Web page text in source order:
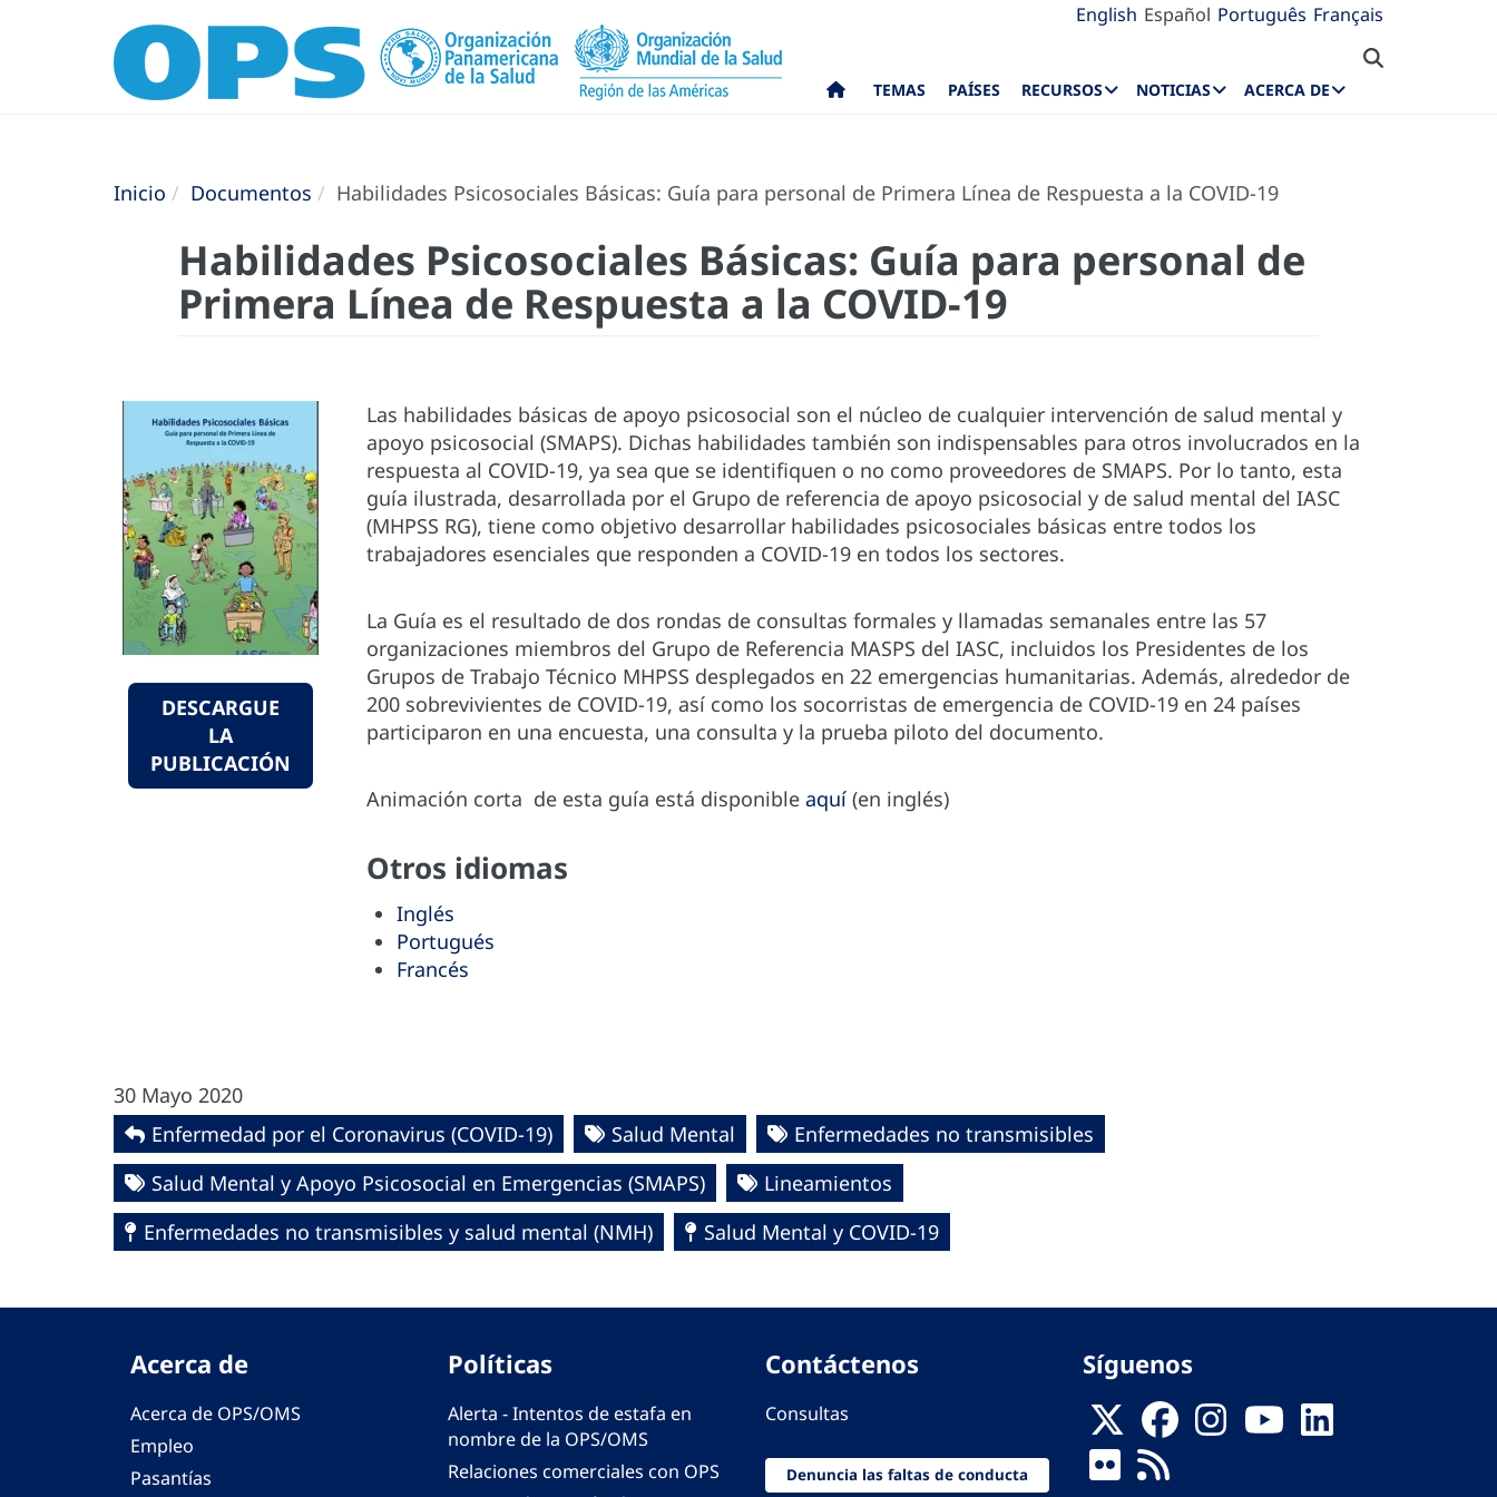
English Español Português Français
TEMAS PAÍSES RECURSOS NOTICIAS ACERCA DE
Inicio Documentos Habilidades Psicosociales Básicas: Guía para personal de Primera Línea de Respuesta a la COVID-19
Habilidades Psicosociales Básicas: Guía para personal de
Primera Línea de Respuesta a la COVID-19
DESCARGUE
LA
PUBLICACIÓN
Las habilidades básicas de apoyo psicosocial son el núcleo de cualquier intervención de salud mental y
apoyo psicosocial (SMAPS). Dichas habilidades también son indispensables para otros involucrados en la
respuesta al COVID-19, ya sea que se identifiquen o no como proveedores de SMAPS. Por lo tanto, esta
guía ilustrada, desarrollada por el Grupo de referencia de apoyo psicosocial y de salud mental del IASC
(MHPSS RG), tiene como objetivo desarrollar habilidades psicosociales básicas entre todos los
trabajadores esenciales que responden a COVID-19 en todos los sectores.
La Guía es el resultado de dos rondas de consultas formales y llamadas semanales entre las 57
organizaciones miembros del Grupo de Referencia MASPS del IASC, incluidos los Presidentes de los
Grupos de Trabajo Técnico MHPSS desplegados en 22 emergencias humanitarias. Además, alrededor de
200 sobrevivientes de COVID-19, así como los socorristas de emergencia de COVID-19 en 24 países
participaron en una encuesta, una consulta y la prueba piloto del documento.
Animación corta de esta guía está disponible aquí (en inglés)
Otros idiomas
Inglés
Portugués
Francés
30 Mayo 2020
Enfermedad por el Coronavirus ‎‎(COVID-19)‎
Salud Mental
Enfermedades no transmisibles
Salud Mental y Apoyo Psicosocial en Emergencias (SMAPS)
Lineamientos
Enfermedades no transmisibles y salud mental (NMH)
Salud Mental y COVID-19
Acerca de
Acerca de OPS/OMS
Empleo
Pasantías
Políticas
Alerta - Intentos de estafa en
nombre de la OPS/OMS
Relaciones comerciales con OPS
Contáctenos
Consultas
Denuncia las faltas de conducta
Síguenos